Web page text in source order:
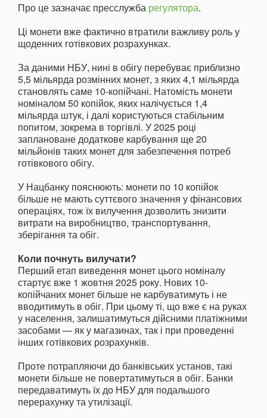
Про це зазначає пресслужба регулятора.
Ці монети вже фактично втратили важливу роль у
щоденних готівкових розрахунках.
За даними НБУ, нині в обігу перебуває приблизно
5,5 мільярда розмінних монет, з яких 4,1 мільярда
становлять саме 10-копійчані. Натомість монети
номіналом 50 копійок, яких налічується 1,4
мільярда штук, і далі користуються стабільним
попитом, зокрема в торгівлі. У 2025 році
заплановане додаткове карбування ще 20
мільйонів таких монет для забезпечення потреб
готівкового обігу.
У Нацбанку пояснюють: монети по 10 копійок
більше не мають суттєвого значення у фінансових
операціях, тож їх вилучення дозволить знизити
витрати на виробництво, транспортування,
зберігання та обіг.
Коли почнуть вилучати?
Перший етап виведення монет цього номіналу
стартує вже 1 жовтня 2025 року. Нових 10-
копійчаних монет більше не карбуватимуть і не
вводитимуть в обіг. При цьому ті, що вже є на руках
у населення, залишатимуться дійсними платіжними
засобами — як у магазинах, так і при проведенні
інших готівкових розрахунків.
Проте потрапляючи до банківських установ, такі
монети більше не повертатимуться в обіг. Банки
передаватимуть їх до НБУ для подальшого
перерахунку та утилізації.